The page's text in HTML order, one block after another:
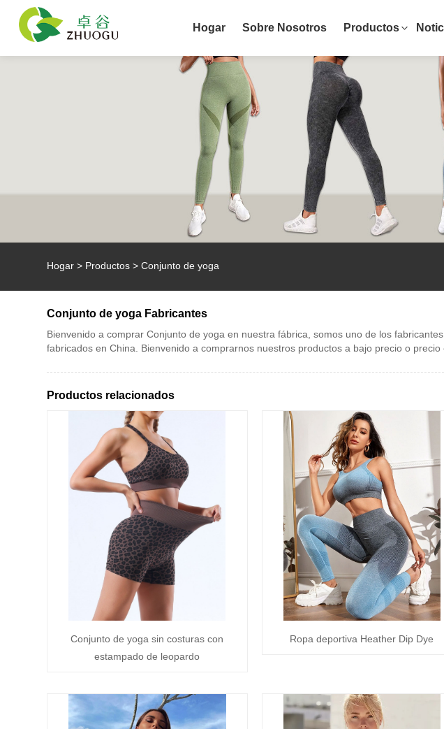
Hogar Sobre Nosotros Productos
Hogar > Productos > Conjunto de yoga
Conjunto de yoga Fabricantes
Bienvenido a comprar Conjunto de yoga en nuestra fábrica, somos uno de los
fabricados en China. Bienvenido a comprarnos nuestros productos a bajo precio o
Productos relacionados
Conjunto de yoga sin costuras con
estampado de leopardo
Ropa deportiva Heather Dip Dye